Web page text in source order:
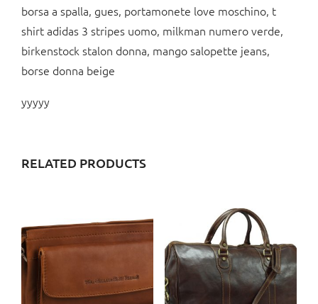
borsa a spalla, gues, portamonete love moschino, t
shirt adidas 3 stripes uomo, milkman numero verde,
birkenstock stalon donna, mango salopette jeans,
borse donna beige
yyyyy
RELATED PRODUCTS